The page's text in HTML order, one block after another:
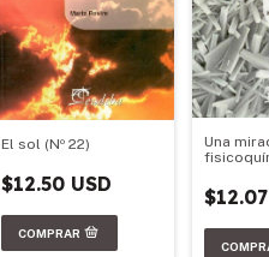
El sol (Nº 22)
$12.50 USD
Una